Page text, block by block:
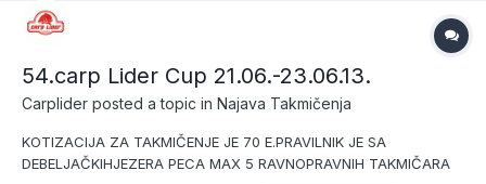
54.carp Lider Cup 21.06.-23.06.13.
Carplider posted a topic in Najava Takmičenja
KOTIZACIJA ZA TAKMIČENJE JE 70 E.PRAVILNIK JE SA
DEBELJAČKIHJEZERA PECA MAX 5 RAVNOPRAVNIH TAKMIČARA